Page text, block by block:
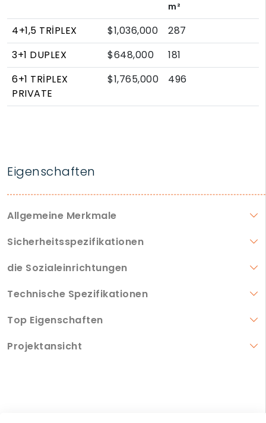
m²
4+1,5 TRİPLEX $1,036,000
287
3+1 DUPLEX
$648,000
181
6+1 TRİPLEX
PRIVATE
$1,765,000 496
Eigenschaften
Allgemeine Merkmale
Sicherheitsspezifikationen
die Sozialeinrichtungen
Technische Spezifikationen
Top Eigenschaften
Projektansicht